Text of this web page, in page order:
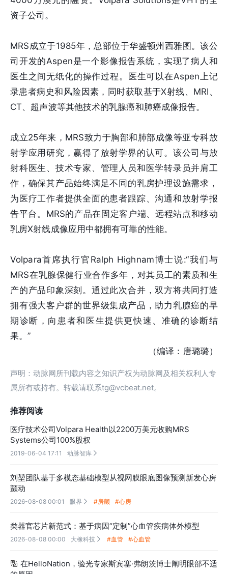
资子公司。
MRS成立于1985年，总部位于华盛顿州西雅图。该公
司开发的Aspen是一个影像报告系统，实现了病人和
医生之间无纸化的操作过程。医生可以在Aspen上记
录患者病史和风险因素，同时获取基于X射线、MRI、
CT、超声波等其他技术的乳腺癌和肺癌成像报告。
成立25年来，MRS致力于胸部和肺部成像等亚专科放
射学应用研究，赢得了放射学界的认可。该公司与放
射科医生、技术专家、管理人员和医学转录员并肩工
作，确保其产品始终满足不同的乳房护理设施需求，
为医疗工作者提供全面的患者跟踪、沟通和放射学报
告平台。MRS的产品在固定客户端、远程站点和移动
乳房X射线成像应用中都拥有可靠的性能。
Volpara首席执行官Ralph Highnam博士说:“我们与
MRS在乳腺保健行业合作多年，对其员工的素质和生
产的产品印象深刻。通过此次合并，双方将共同打造
拥有强大客户群的世界级集成产品，助力乳腺癌的早
期诊断，向患者和医生提供更快速、准确的诊断结
果。”
（编译：唐璐璐）
声明：动脉网所刊载内容之知识产权为动脉网及相关权利人专
属所有或持有。转载请联系tg@vcbeat.net。
推荐阅读
医疗技术公司Volpara Health以2200万美元收购MRS
Systems公司100%股权
2019-06-04 17:11 动脉智库 
刘堃团队基于多模态基础模型从视网膜眼底图像预测新发心房
颤动
2026-08-08 00:01 眼界  #房颤 #心房
类器官芯片新范式：基于病因“定制”心血管疾病体外模型
2026-08-08 00:00 大橡科技  #血管 #心血管
 在HelloNation，验光专家斯宾塞·弗朗茨博士阐明眼部不适